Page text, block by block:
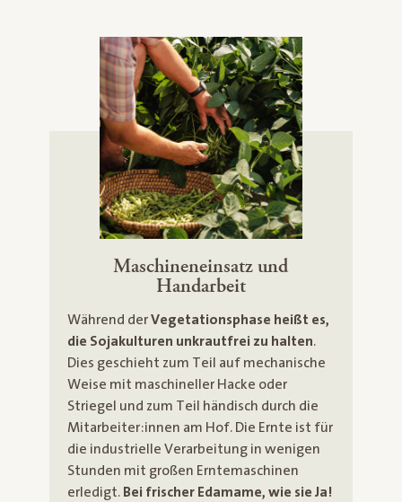
Maschineneinsatz und
Handarbeit
Während derVegetationsphase heißt es,
die Sojakulturen unkrautfrei zu halten.
Dies geschieht zum Teil auf mechanische
Weise mit maschineller Hacke oder
Striegel und zum Teil händisch durch die
Mitarbeiter:innen am Hof. Die Ernte ist für
die industrielle Verarbeitung in wenigen
Stunden mit großen Erntemaschinen
erledigt. Bei frischer Edamame, wie sie Ja!